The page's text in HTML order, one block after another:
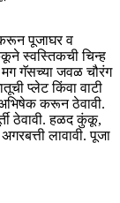
पूजाघर व
स्वस्तिकची चिन्ह
गॅसच्या जवळ चौरंग
प्लेट किंवा वाटी
अभिषेक करून ठेवावी.
ठेवावी. हळद कुंकू,
लावावी. पूजा